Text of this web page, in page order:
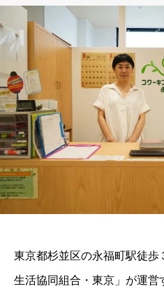
東京都杉並区の永福町駅徒
生活協同組合・東京」が運営